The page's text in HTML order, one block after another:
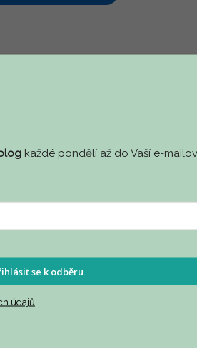
každé pondělí až do Vaší e-
se k odběru
údajů